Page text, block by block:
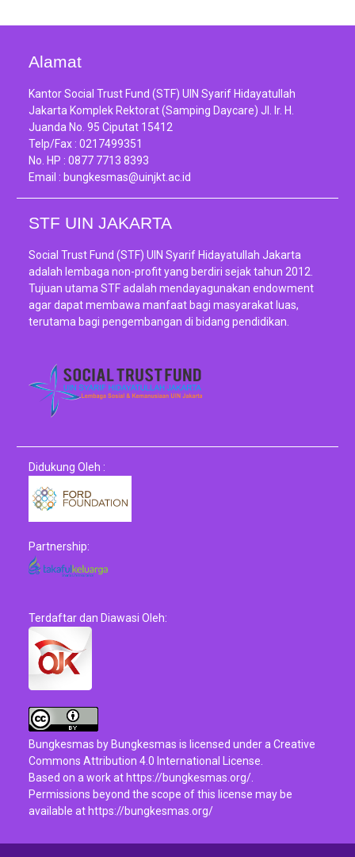
Alamat
Kantor Social Trust Fund (STF) UIN Syarif Hidayatullah
Jakarta Komplek Rektorat (Samping Daycare) Jl. Ir. H.
Juanda No. 95 Ciputat 15412
Telp/Fax :0217499351
No. HP :0877 7713 8393
Email : bungkesmas@uinjkt.ac.id
STF UIN JAKARTA
Social Trust Fund (STF) UIN Syarif Hidayatullah Jakarta
adalah lembaga non-profit yang berdiri sejak tahun 2012.
Tujuan utama STF adalah mendayagunakan endowment
agar dapat membawa manfaat bagi masyarakat luas,
terutama bagi pengembangan di bidang pendidikan.
Didukung Oleh :
Partnership:
Terdaftar dan Diawasi Oleh:
Bungkesmas byBungkesmas is licensed under aCreative
Commons Attribution 4.0 International License
Based on a work athttps://bungkesmas.org/
Permissions beyond the scope of this license may be
available athttps://bungkesmas.org/